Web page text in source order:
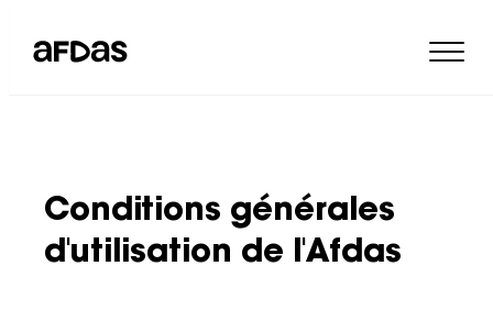
Conditions générales
d'utilisation de l'Afdas